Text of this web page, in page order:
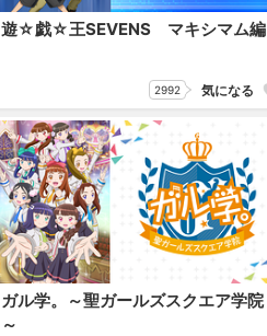
遊☆戯☆王SEVENS マキシマム編
2992 気になる
ガル学。～聖ガールズスクエア学院
～